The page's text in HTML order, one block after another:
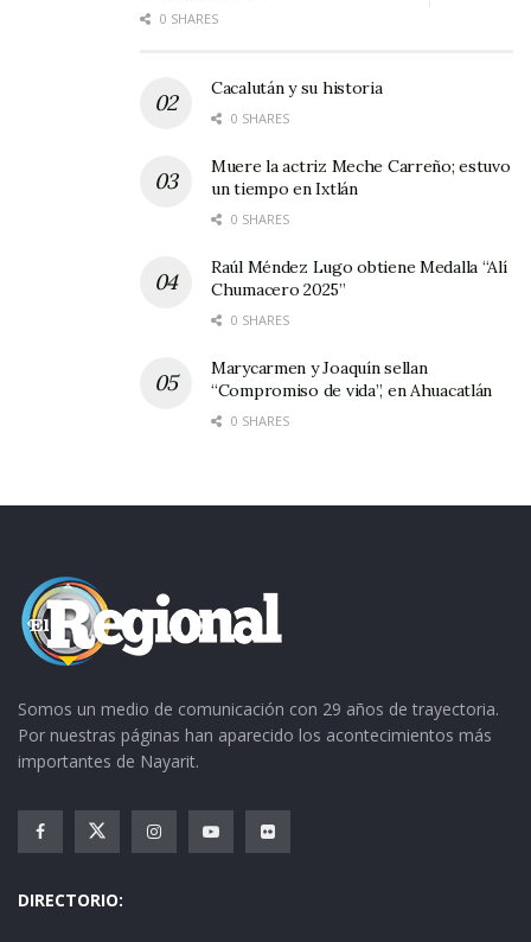
0 SHARES
Cacalután y su historia
0 SHARES
Muere la actriz Meche Carreño; estuvo
un tiempo en Ixtlán
0 SHARES
Raúl Méndez Lugo obtiene Medalla “Alí
Chumacero 2025”
0 SHARES
Marycarmen y Joaquín sellan
“Compromiso de vida”, en Ahuacatlán
0 SHARES
Somos un medio de comunicación con 29 años de trayectoria.
Por nuestras páginas han aparecido los acontecimientos más
importantes de Nayarit.
DIRECTORIO: